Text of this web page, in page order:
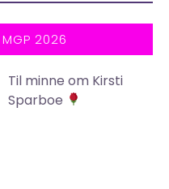
MGP 2026
Til minne om Kirsti
Sparboe